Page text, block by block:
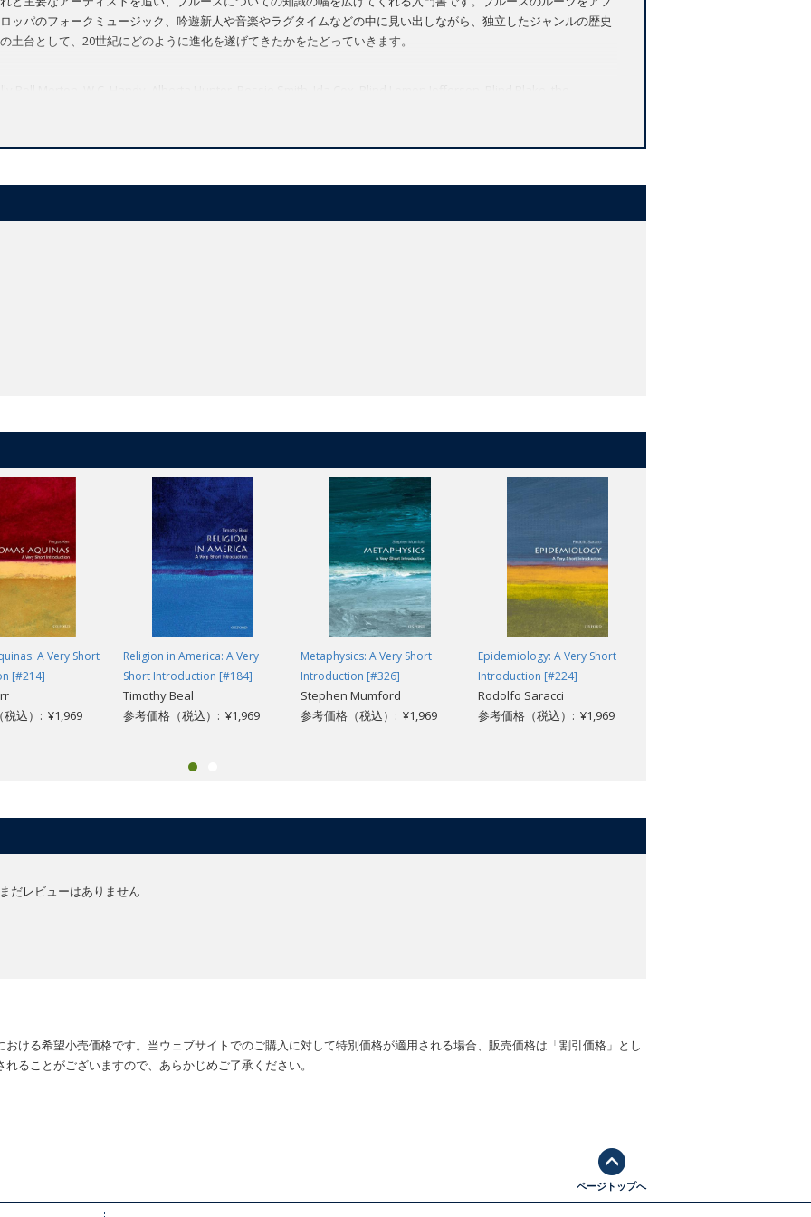
ッパのフォークミュージック、吟遊新人や音楽やラグタイムなどの中に見い出しながら、独立したジャンルの歴史
土台として、20世紀にどのように進化を遂げてきたかをたどっていきます。
Destroyed Rock n' Roll: published by OUP in June 2009 and has sold over 10,000 copies to date
popular music critics of his generation. InThe Blues, Wald surveys a genre at the heart of American culture.
A Very Short
[#214]
税込）: ¥1,969
Religion in America: A Very
Short Introduction [#184]
Timothy Beal
参考価格（税込）: ¥1,969
Metaphysics: A Very Short
Introduction [#326]
Stephen Mumford
参考価格（税込）: ¥1,969
Epidemiology: A Very Short
Introduction [#224]
Rodolfo Saracci
参考価格（税込）: ¥1,969
まだレビューはありません
ける希望小売価格です。当ウェブサイトでのご購入に対して特別価格が適用される場合、販売価格は「割引価格」とし
ることがございますので、あらかじめご了承ください。
ページトップへ